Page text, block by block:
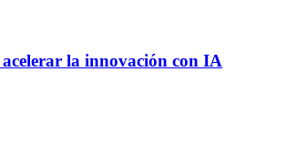
la innovación con IA